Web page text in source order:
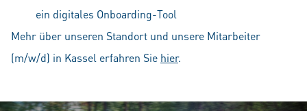
ein digitales Onboarding-Tool
Mehr über unseren Standort und unsere Mitarbeiter
(m/w/d) in Kassel erfahren Sie hier.